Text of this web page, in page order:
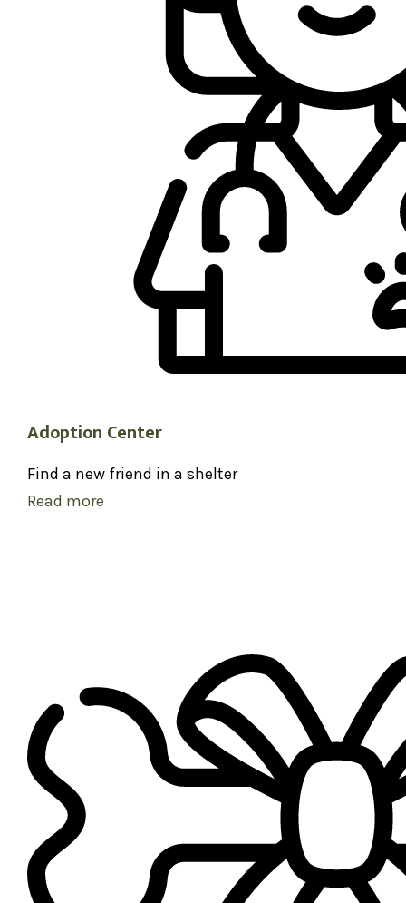
Adoption Center
Find a new friend in a shelter
Read more